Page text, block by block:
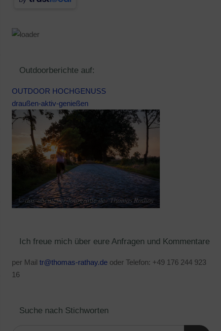
Outdoorberichte auf:
OUTDOOR HOCHGENUSS
draußen-aktiv-genießen
Ich freue mich über eure Anfragen und Kommentare
per Mail tr@thomas-rathay.deoder Telefon: +49 176 244 923
16
Suche nach Stichworten